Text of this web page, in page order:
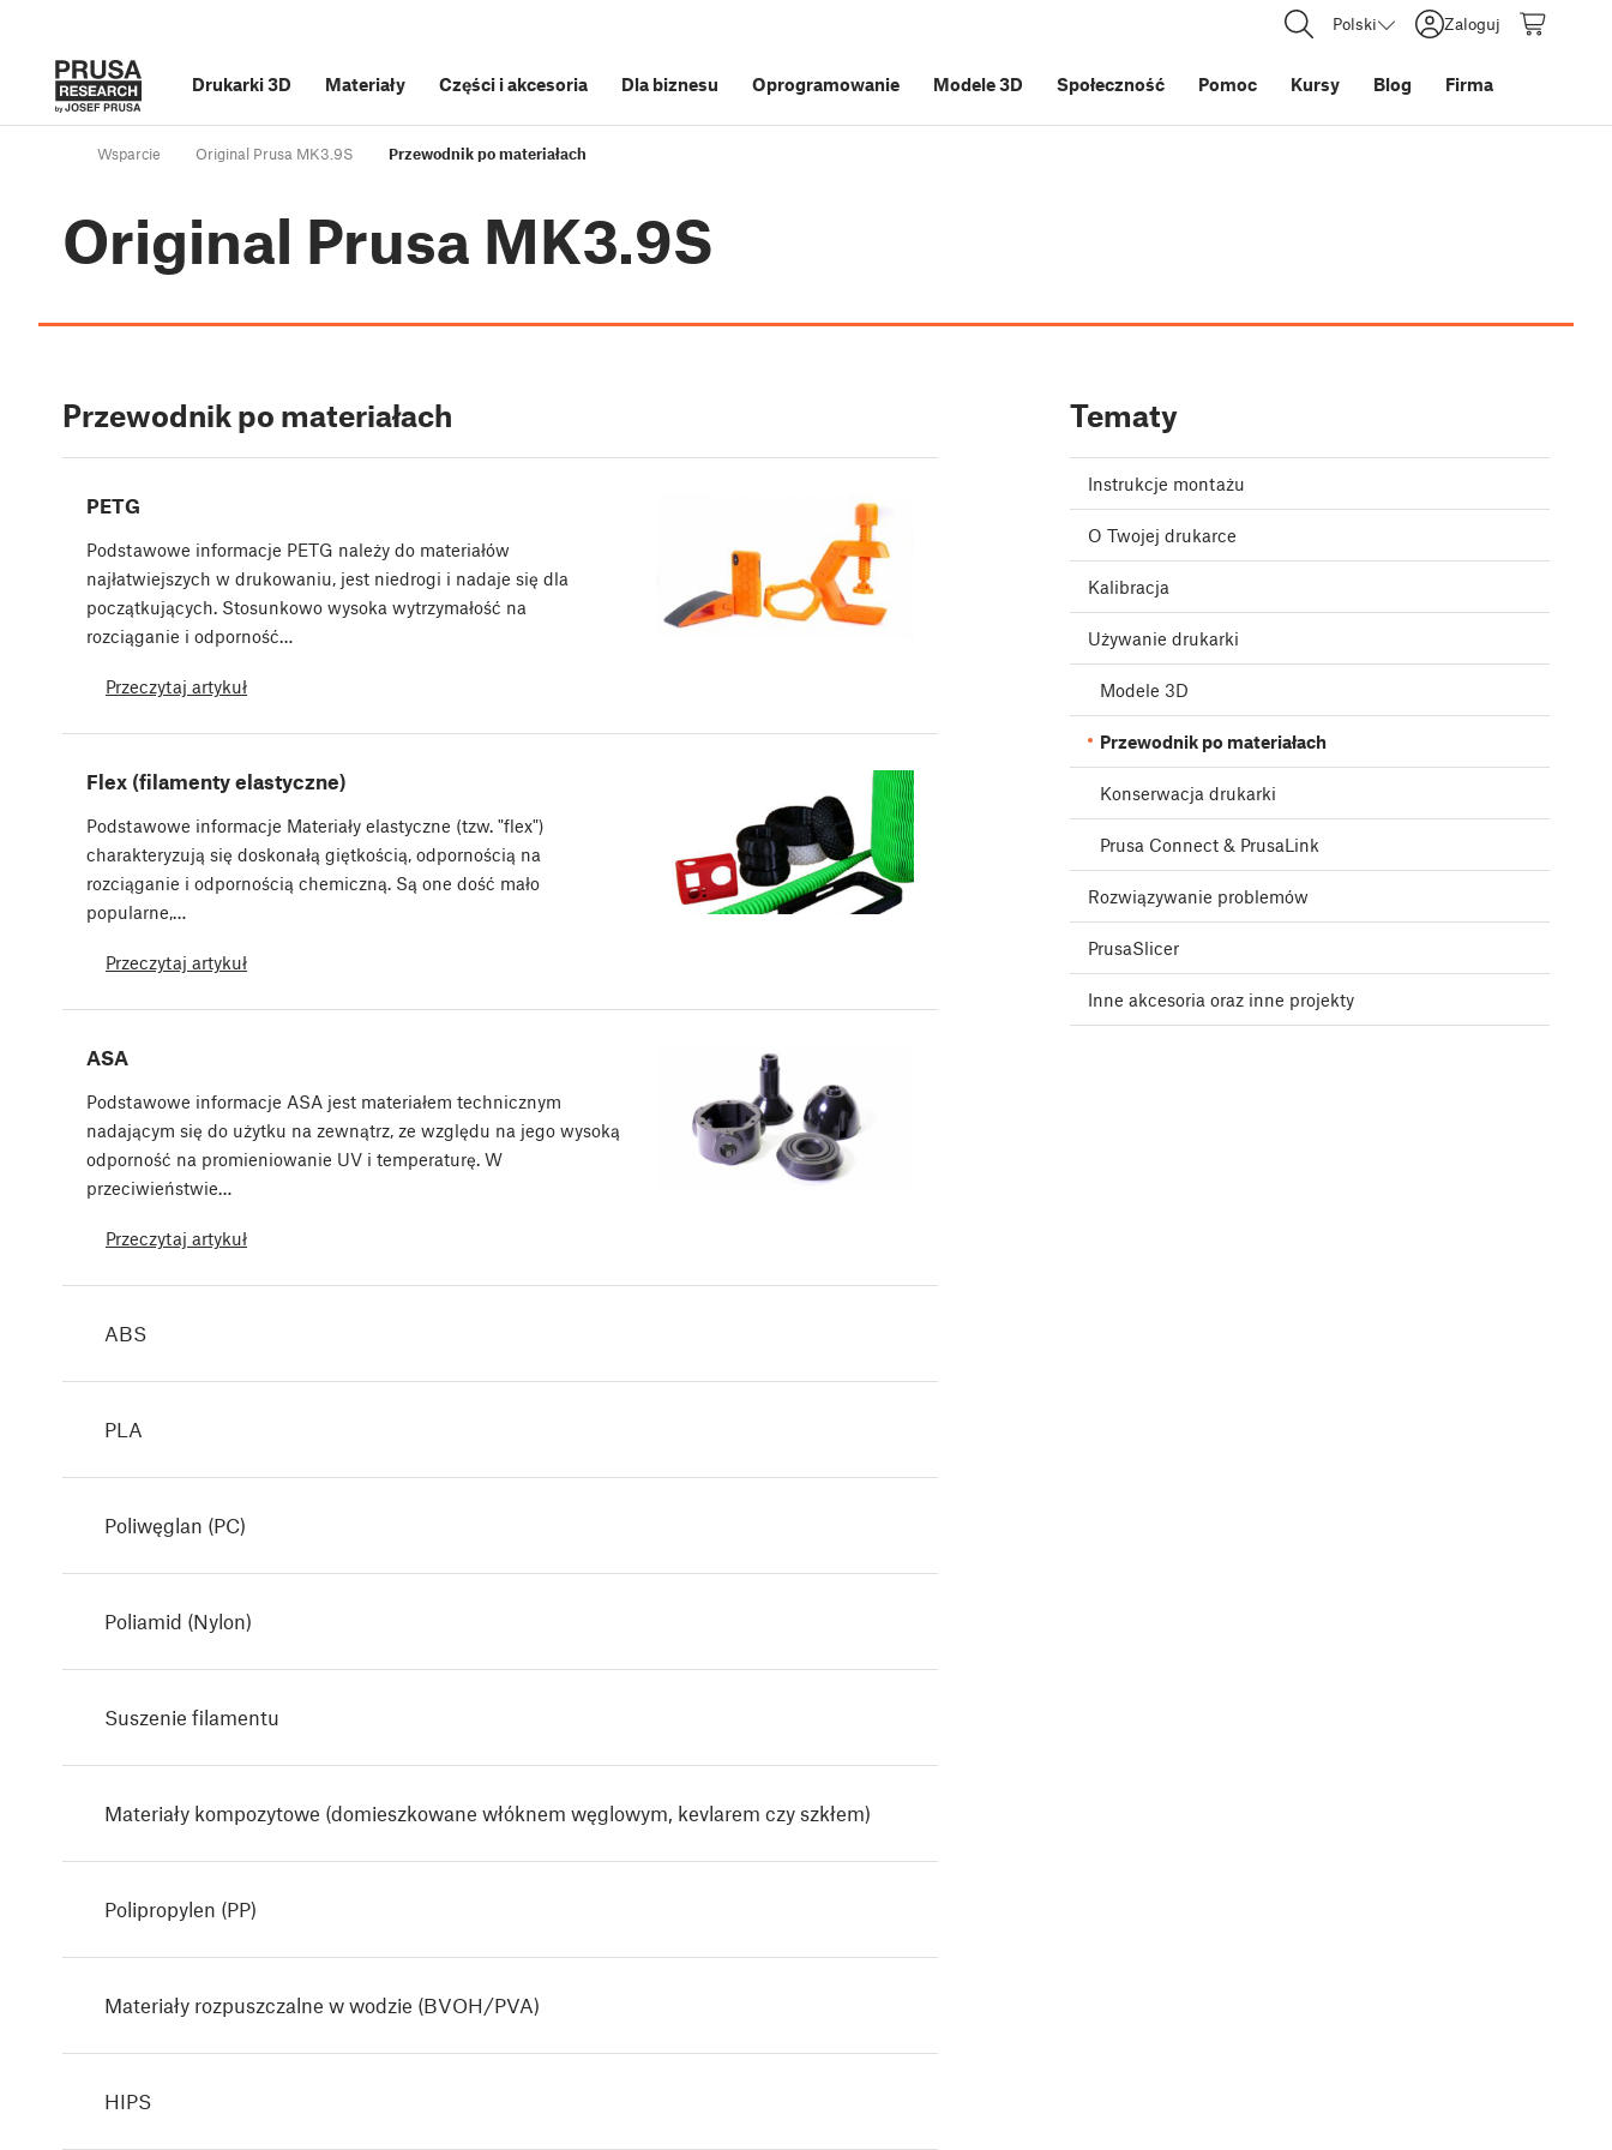
Polski Zaloguj
Drukarki 3D Materiały Części i akcesoria Dla biznesu Oprogramowanie Modele 3D Społeczność Pomoc Kursy Blog Firma
Wsparcie Original Prusa MK3.9S Przewodnik po materiałach
Original Prusa MK3.9S
Przewodnik po materiałach
PETG
Podstawowe informacje PETG należy do materiałów
najłatwiejszych w drukowaniu, jest niedrogi i nadaje się dla
początkujących. Stosunkowo wysoka wytrzymałość na
rozciąganie i odporność…
Przeczytaj artykuł
Flex (filamenty elastyczne)
Podstawowe informacje Materiały elastyczne (tzw. "flex")
charakteryzują się doskonałą giętkością, odpornością na
rozciąganie i odpornością chemiczną. Są one dość mało
popularne,…
Przeczytaj artykuł
ASA
Podstawowe informacje ASA jest materiałem technicznym
nadającym się do użytku na zewnątrz, ze względu na jego wysoką
odporność na promieniowanie UV i temperaturę. W
przeciwieństwie…
Przeczytaj artykuł
ABS
PLA
Poliwęglan (PC)
Poliamid (Nylon)
Suszenie filamentu
Materiały kompozytowe (domieszkowane włóknem węglowym, kevlarem czy szkłem)
Polipropylen (PP)
Materiały rozpuszczalne w wodzie (BVOH/PVA)
HIPS
Tematy
Instrukcje montażu
O Twojej drukarce
Kalibracja
Używanie drukarki
Modele 3D
Przewodnik po materiałach
Konserwacja drukarki
Prusa Connect & PrusaLink
Rozwiązywanie problemów
PrusaSlicer
Inne akcesoria oraz inne projekty